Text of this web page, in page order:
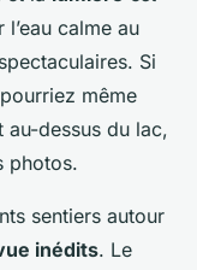
l’eau calme au
Si
même
au-dessus du lac,
photos.
sentiers autour
inédits. Le